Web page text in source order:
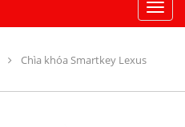
Chìa khóa Smartkey Lexus